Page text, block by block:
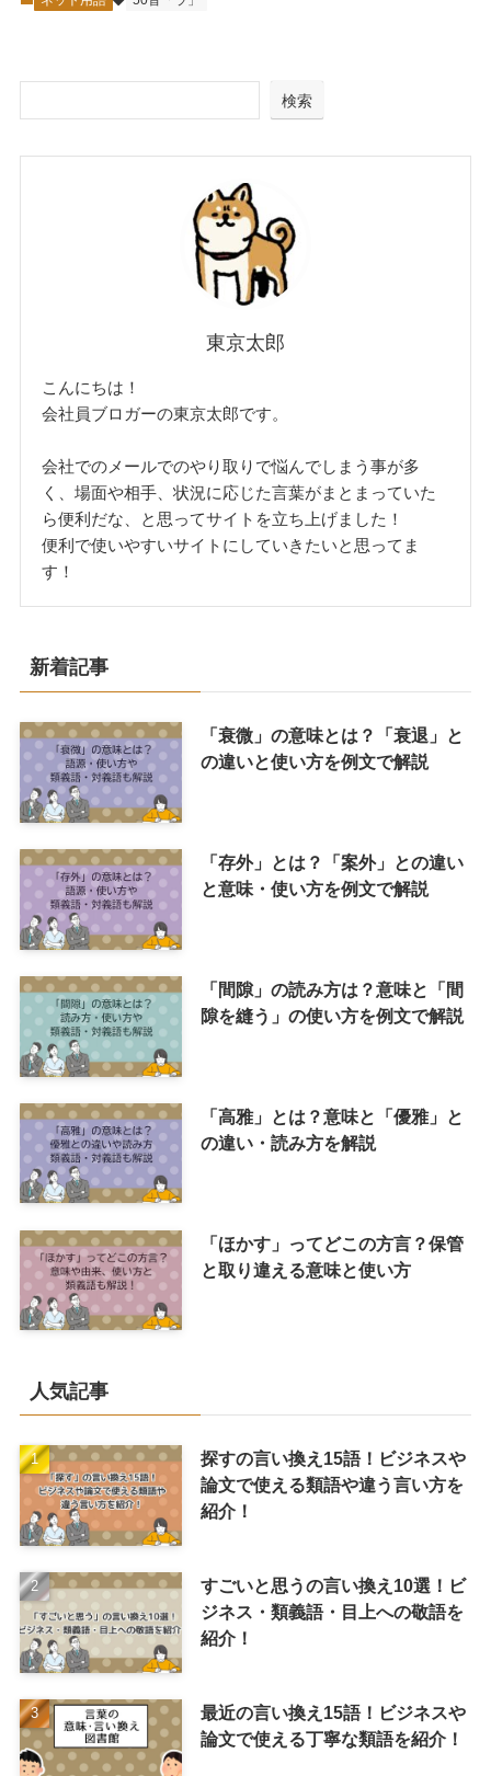
検索
東京太郎
こんにちは！
会社員ブロガーの東京太郎です。
会社でのメールでのやり取りで悩んでしまう事が多
く、場面や相手、状況に応じた言葉がまとまっていた
ら便利だな、と思ってサイトを立ち上げました！
便利で使いやすいサイトにしていきたいと思ってま
す！
新着記事
「衰微」の意味とは？「衰退」と
の違いと使い方を例文で解説
「存外」とは？「案外」との違い
と意味・使い方を例文で解説
「間隙」の読み方は？意味と「間
隙を縫う」の使い方を例文で解説
「高雅」とは？意味と「優雅」と
の違い・読み方を解説
「ほかす」ってどこの方言？保管
と取り違える意味と使い方
人気記事
探すの言い換え15語！ビジネスや
論文で使える類語や違う言い方を
紹介！
すごいと思うの言い換え10選！ビ
ジネス・類義語・目上への敬語を
紹介！
最近の言い換え15語！ビジネスや
論文で使える丁寧な類語を紹介！